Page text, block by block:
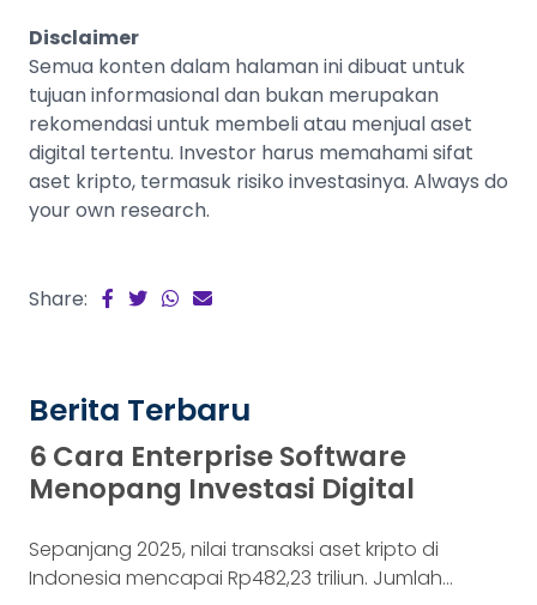
Disclaimer
Semua konten dalam halaman ini dibuat untuk
tujuan informasional dan bukan merupakan
rekomendasi untuk membeli atau menjual aset
digital tertentu. Investor harus memahami sifat
aset kripto, termasuk risiko investasinya. Always do
your own research.
Share:
Berita Terbaru
6 Cara Enterprise Software
Menopang Investasi Digital
Sepanjang 2025, nilai transaksi aset kripto di
Indonesia mencapai Rp482,23 triliun. Jumlah